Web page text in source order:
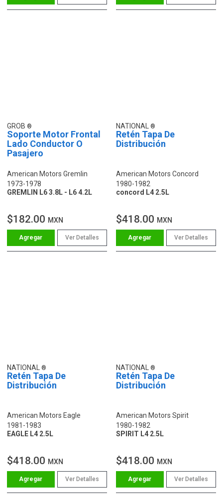
GROB
Soporte Motor Frontal
Lado Conductor O
Pasajero
American Motors Gremlin
1973-1978
GREMLIN L6 3.8L - L6 4.2L
$182.00 MXN
Ver Detalles
NATIONAL
Retén Tapa De
Distribución
American Motors Concord
1980-1982
concord L4 2.5L
$418.00 MXN
Ver Detalles
NATIONAL
Retén Tapa De
Distribución
American Motors Eagle
1981-1983
EAGLE L4 2.5L
$418.00 MXN
Ver Detalles
NATIONAL
Retén Tapa De
Distribución
American Motors Spirit
1980-1982
SPIRIT L4 2.5L
$418.00 MXN
Ver Detalles